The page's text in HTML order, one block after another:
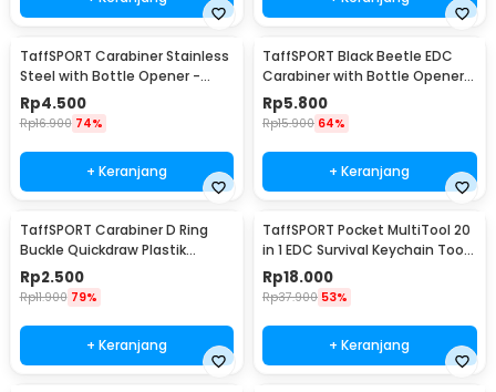
TaffSPORT Carabiner Stainless
Steel with Bottle Opener -
ED25
Rp4.500
Rp16.900 74%
+ Keranjang
TaffSPORT Black Beetle EDC
Carabiner with Bottle Opener -
ED11
Rp5.800
Rp15.900 64%
+ Keranjang
TaffSPORT Carabiner D Ring
Buckle Quickdraw Plastik
Tactical Outdoor - AT35
Rp2.500
Rp11.900 79%
+ Keranjang
TaffSPORT Pocket MultiTool 20
in 1 EDC Survival Keychain Tool
- ED26
Rp18.000
Rp37.900 53%
+ Keranjang